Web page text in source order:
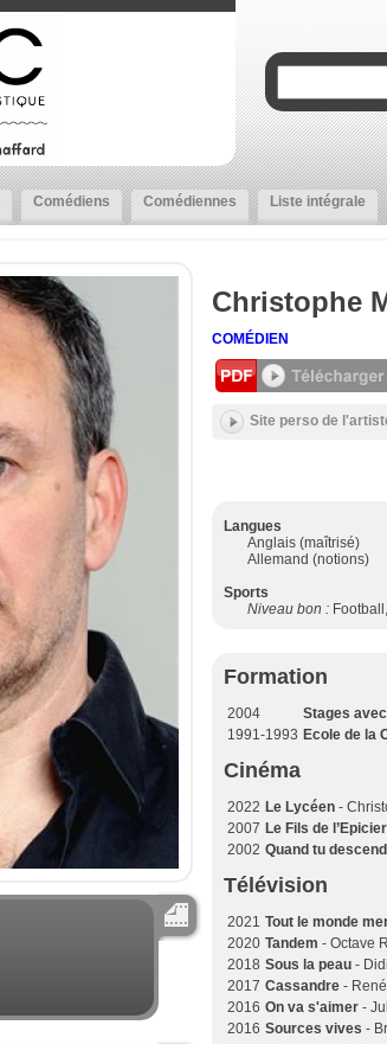
Comédiens Comédiennes Liste intégrale
Christophe
COMÉDIEN
Site perso de
Langues
Anglais (maîtrisé)
Allemand (notions)
Sports
Niveau bon :
Formation
2004 Stages
1991-1993 Ecole de la
Cinéma
2022 Le Lycéen -
2007 Le Fils de l’Epicier
2002 Quand tu
Télévision
2021 Tout le monde
2020 Tandem - Octave
2018 Sous la peau -
2017 Cassandre -
2016 On va s'aimer -
2016 Sources vives -